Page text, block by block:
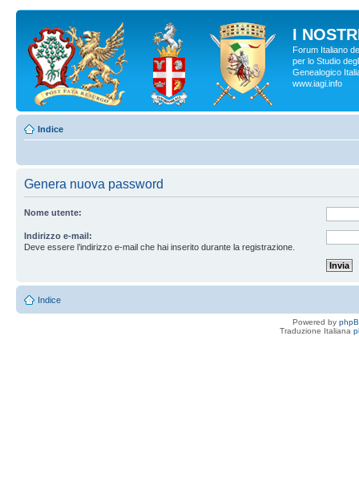
I
Forum Italiano
per lo Studio
Genealogico
www.iagi.info
Indice
Genera nuova password
Nome utente:
Indirizzo e-mail:
Deve essere l’indirizzo e-mail che hai inserito durante la registrazione.
Indice
Powered by
Traduzione Italiana